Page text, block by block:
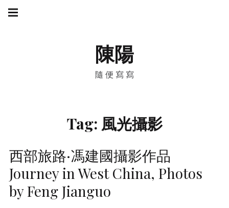
Skip
陳陽
隨便寫寫
navigation
Tag: 風光攝影
西部旅路·馮建國攝影作品
Journey in West China, Photos
by Feng Jianguo